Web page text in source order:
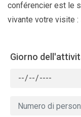
conférencier est le
vivante votre visite
Giorno